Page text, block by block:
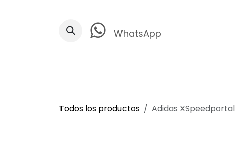
WhatsApp
Todos los productos Adidas XSpeedportal